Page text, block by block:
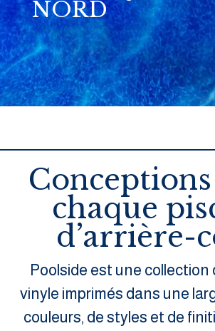
NORD
chaque
d’arrière-
Poolside est une collection
vinyle imprimés dans une
couleurs, de styles et de